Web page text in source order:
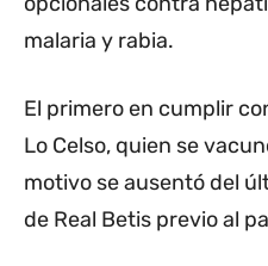
malaria y rabia.
El primero en cumplir
Lo Celso, quien se
motivo se ausentó del
de Real Betis previo al